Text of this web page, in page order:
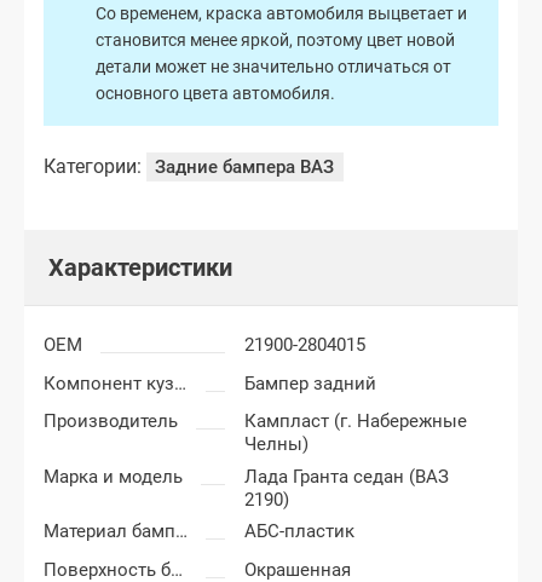
Со временем, краска автомобиля выцветает и
становится менее яркой, поэтому цвет новой
детали может не значительно отличаться от
основного цвета автомобиля.
Категории: Задние бампера ВАЗ
Характеристики
OEM
21900-2804015
Компонент кузова
Бампер задний
Производитель
Кампласт (г. Набережные
Челны)
Марка и модель
Лада Гранта седан (ВАЗ
2190)
Материал бампера
АБС-пластик
Поверхность бампера
Окрашенная